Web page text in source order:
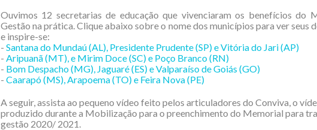
Ouvimos 12 secretarias de educação que vivenciaram os benefícios do
Gestão na prática. Clique abaixo sobre o nome dos municípios para ver seus
e inspire-se:
- Santana do Mundaú (AL), Presidente Prudente (SP) e Vitória do Jari (AP)
- Aripuanã (MT), e Mirim Doce (SC) e Poço Branco (RN)
- Bom Despacho (MG), Jaguaré (ES) e Valparaíso de Goiás (GO)
- Caarapó (MS), Arapoema (TO) e Feira Nova (PE)
A seguir, assista ao pequeno vídeo feito pelos articuladores do Conviva, o
produzido durante a Mobilização para o preenchimento do Memorial para
gestão 2020/ 2021.